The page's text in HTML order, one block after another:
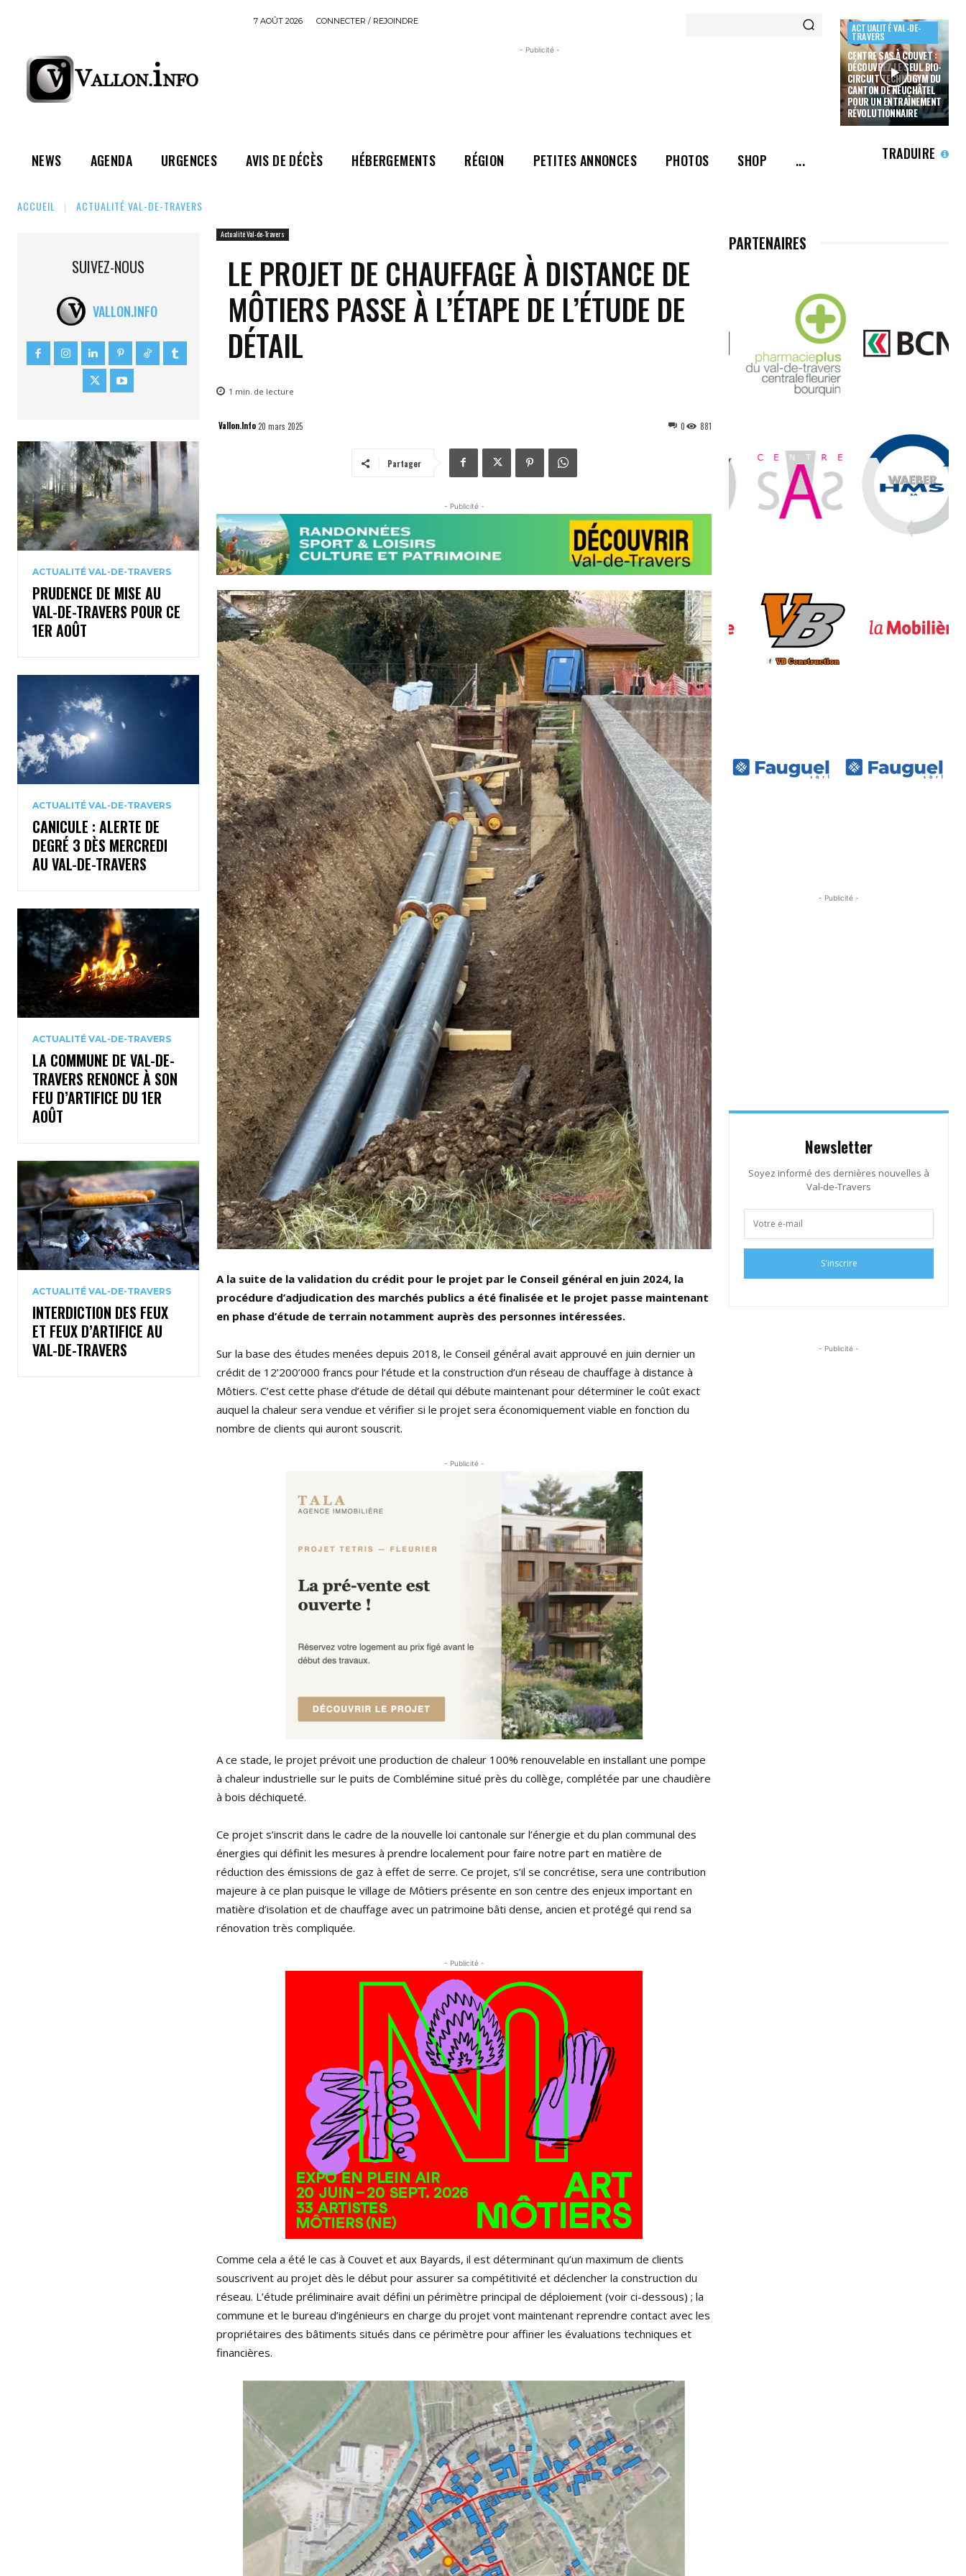
7 AOÛT 2026 CONNECTER / REJOINDRE
- Publicité -
ACTUALITÉ VAL-DE-
TRAVERS
CENTRE SAS À COUVET :
DÉCOUVREZ LE SEUL BIO-
CIRCUIT TECHNOGYM DU
CANTON DE NEUCHÂTEL
POUR UN ENTRAÎNEMENT
RÉVOLUTIONNAIRE
NEWS AGENDA URGENCES AVIS DE DÉCÈS HÉBERGEMENTS RÉGION PETITES ANNONCES PHOTOS SHOP ... TRADUIRE
ACCUEIL ACTUALITÉ VAL-DE-TRAVERS
SUIVEZ-NOUS
VALLON.INFO
ACTUALITÉ VAL-DE-TRAVERS
PRUDENCE DE MISE AU
VAL-DE-TRAVERS POUR CE
1ER AOÛT
ACTUALITÉ VAL-DE-TRAVERS
CANICULE : ALERTE DE
DEGRÉ 3 DÈS MERCREDI
AU VAL-DE-TRAVERS
ACTUALITÉ VAL-DE-TRAVERS
LA COMMUNE DE VAL-DE-
TRAVERS RENONCE À SON
FEU D’ARTIFICE DU 1ER
AOÛT
ACTUALITÉ VAL-DE-TRAVERS
INTERDICTION DES FEUX
ET FEUX D’ARTIFICE AU
VAL-DE-TRAVERS
Actualité Val-de-Travers
LE PROJET DE CHAUFFAGE À DISTANCE DE
MÔTIERS PASSE À L’ÉTAPE DE L’ÉTUDE DE
DÉTAIL
1 min. de lecture
Vallon.Info20 mars 2025 881
0
Partager
- Publicité -
A la suite de la validation du crédit pour le projet par le Conseil général en juin 2024, la
procédure d’adjudication des marchés publics a été finalisée et le projet passe maintenant
en phase d’étude de terrain notamment auprès des personnes intéressées.
Sur la base des études menées depuis 2018, le Conseil général avait approuvé en juin dernier un
crédit de 12’200’000 francs pour l’étude et la construction d’un réseau de chauffage à distance à
Môtiers. C’est cette phase d’étude de détail qui débute maintenant pour déterminer le coût exact
auquel la chaleur sera vendue et vérifier si le projet sera économiquement viable en fonction du
nombre de clients qui auront souscrit.
- Publicité -
A ce stade, le projet prévoit une production de chaleur 100% renouvelable en installant une pompe
à chaleur industrielle sur le puits de Comblémine situé près du collège, complétée par une chaudière
à bois déchiqueté.
Ce projet s’inscrit dans le cadre de la nouvelle loi cantonale sur l’énergie et du plan communal des
énergies qui définit les mesures à prendre localement pour faire notre part en matière de
réduction des émissions de gaz à effet de serre. Ce projet, s’il se concrétise, sera une contribution
majeure à ce plan puisque le village de Môtiers présente en son centre des enjeux important en
matière d’isolation et de chauffage avec un patrimoine bâti dense, ancien et protégé qui rend sa
rénovation très compliquée.
- Publicité -
Comme cela a été le cas à Couvet et aux Bayards, il est déterminant qu’un maximum de clients
souscrivent au projet dès le début pour assurer sa compétitivité et déclencher la construction du
réseau. L’étude préliminaire avait défini un périmètre principal de déploiement (voir ci-dessous) ; la
commune et le bureau d’ingénieurs en charge du projet vont maintenant reprendre contact avec les
propriétaires des bâtiments situés dans ce périmètre pour affiner les évaluations techniques et
financières.
PARTENAIRES
- Publicité -
Newsletter
Soyez informé des dernières nouvelles à
Val-de-Travers
S'inscrire
- Publicité -